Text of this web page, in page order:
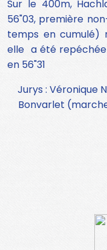
Sur le 400m,
56"03, première
temps en cumulé)
elle a été repéchée
en 56"31
Jurys : Véronique
Bonvarlet